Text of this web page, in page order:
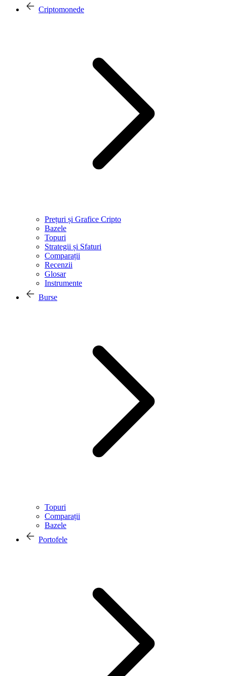
Criptomonede
Prețuri și Grafice Cripto
Bazele
Topuri
Strategii și Sfaturi
Comparații
Recenzii
Glosar
Instrumente
Burse
Topuri
Comparații
Bazele
Portofele